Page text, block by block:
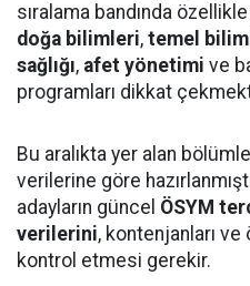
sıralama bandında özellikle
doğa bilimleri, temel
sağlığı, afet yönetimi ve
programları dikkat
Bu aralıkta yer alan
verilerine göre
adayların güncel ÖSYM
verilerini, kontenjanları
kontrol etmesi gerekir.